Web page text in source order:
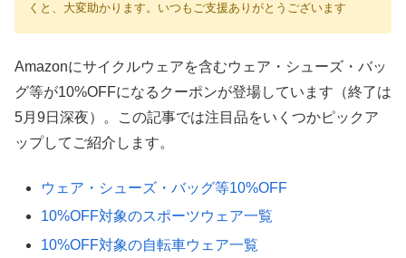
くと、大変助かります。いつもご支援ありがとうございます
Amazonにサイクルウェアを含むウェア・シューズ・バッ
グ等が10%OFFになるクーポンが登場しています（終了は
5月9日深夜）。この記事では注目品をいくつかピックア
ップしてご紹介します。
ウェア・シューズ・バッグ等10%OFF
10%OFF対象のスポーツウェア一覧
10%OFF対象の自転車ウェア一覧